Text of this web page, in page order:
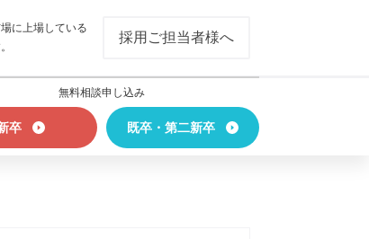
に上場している
採用ご担当者様へ
無料相談申し込み
卒 既卒・第二新卒